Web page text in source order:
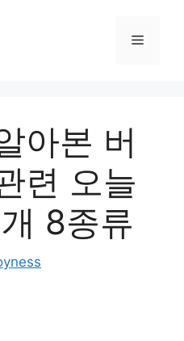
Menu
아본 버
련 오늘
8종류